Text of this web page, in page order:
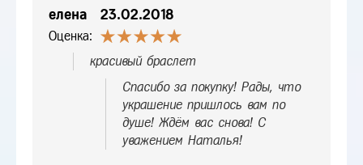
елена 23.02.2018
Оценка:
красивый браслет
Спасибо за покупку! Рады, что
украшение пришлось вам по
душе! Ждём вас снова! С
уважением Наталья!